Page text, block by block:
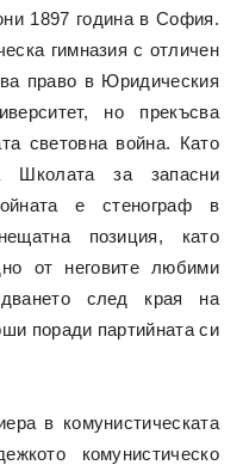
1897 година в София.
гимназия с отличен
право в Юридическия
но прекъсва
световна война. Като
Школата за запасни
е стенограф в
позиция, като
от неговите любими
след края на
поради партийната си
в комунистическата
комунистическо